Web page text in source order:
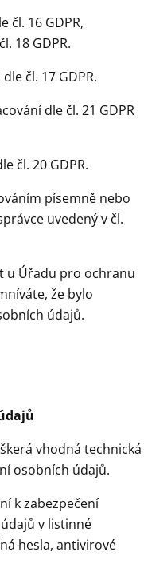
16 GDPR,
18 GDPR.
čl. 17 GDPR.
dle čl. 21 GDPR
čl. 20 GDPR.
písemně nebo
uvedený v čl.
Úřadu pro ochranu
že bylo
údajů.
vhodná technická
osobních údajů.
k zabezpečení
v listinné
hesla, antivirové